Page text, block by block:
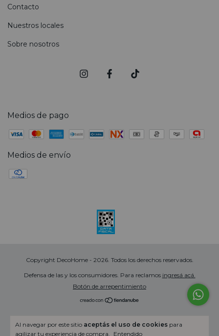
Al navegar por este sitio aceptás el uso de cookies para
agilizar tu experiencia de compra. Entendido
Contacto
Nuestros locales
Sobre nosotros
Medios de pago
Medios de envío
Copyright DecoHome - 2026. Todos los derechos reservados.
Defensa de las y los consumidores. Para reclamos ingresá acá.
Botón de arrepentimiento